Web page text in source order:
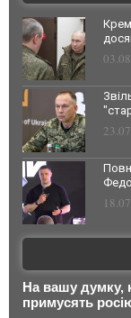
На вашу думку,
примусять